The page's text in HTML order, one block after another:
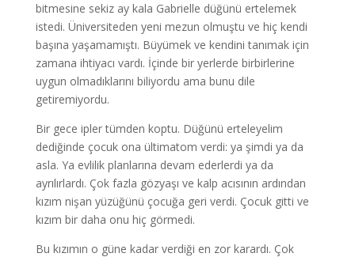
bitmesine sekiz ay kala Gabrielle düğünü ertelemek
istedi. Üniversiteden yeni mezun olmuştu ve hiç kendi
başına yaşamamıştı. Büyümek ve kendini tanımak için
zamana ihtiyacı vardı. İçinde bir yerlerde birbirlerine
uygun olmadıklarını biliyordu ama bunu dile
getiremiyordu.
Bir gece ipler tümden koptu. Düğünü erteleyelim
dediğinde çocuk ona ültimatom verdi: ya şimdi ya da
asla. Ya evlilik planlarına devam ederlerdi ya da
ayrılırlardı. Çok fazla gözyaşı ve kalp acısının ardından
kızım nişan yüzüğünü çocuğa geri verdi. Çocuk gitti ve
kızım bir daha onu hiç görmedi.
Bu kızımın o güne kadar verdiği en zor karardı. Çok